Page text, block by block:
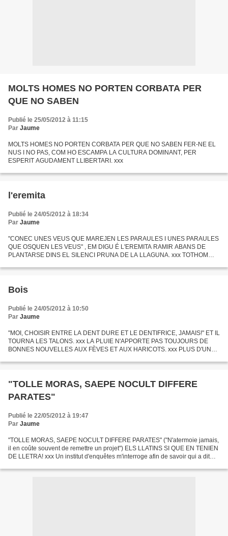
MOLTS HOMES NO PORTEN CORBATA PER
QUE NO SABEN
Publié le 25/05/2012 à 11:15
Par Jaume
MOLTS HOMES NO PORTEN CORBATA PER QUE NO SABEN FER-NE EL
NUS I NO PAS, COM HO ESCAMPA LA CULTURA DOMINANT, PER
ESPERIT AGUDAMENT LLIBERTARI. xxx
l'eremita
Publié le 24/05/2012 à 18:34
Par Jaume
"CONEC UNES VEUS QUE MAREJEN LES PARAULES I UNES PARAULES
QUE OSQUEN LES VEUS" , EM DIGU É L'EREMITA RAMIR ABANS DE
PLANTARSE DINS EL SILENCI PRUNA DE LA LLAGUNA. xxx TOTHOM
UNA CANÇ ONETA...
Bois
Publié le 24/05/2012 à 10:50
Par Jaume
"MOI, CHOISIR ENTRE LA DENT DURE ET LE DENTIFRICE, JAMAIS!" ET IL
TOURNA LES TALONS. xxx LA PLUIE N'APPORTE PAS TOUJOURS DE
BONNES NOUVELLES AUX FÈVES ET AUX HARICOTS. xxx PLUS D'UN
TAPHORE...
"TOLLE MORAS, SAEPE NOCULT DIFFERE
PARATES"
Publié le 22/05/2012 à 19:47
Par Jaume
"TOLLE MORAS, SAEPE NOCULT DIFFERE PARATES" ("N'atermoie jamais,
il en coûte souvent de remettre un projet") ELS LLATINS SI QUE EN TENIEN
DE LLETRA! xxx Un institut d'enquêtes m'interroge afin de savoir qui a dit